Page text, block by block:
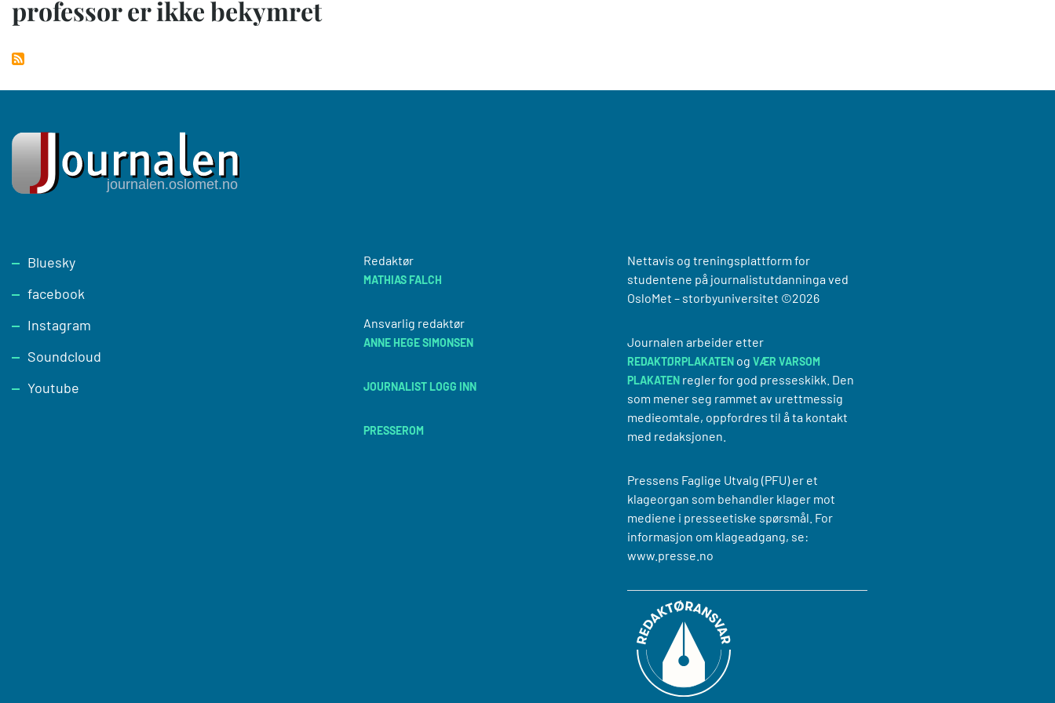
professor er ikke bekymret
Footer
Bluesky
facebook
Instagram
Soundcloud
Youtube
Redaktør
MATHIAS FALCH
Ansvarlig redaktør
ANNE HEGE SIMONSEN
JOURNALIST LOGG INN
PRESSEROM
Nettavis og treningsplattform for
studentene på journalistutdanninga ved
OsloMet – storbyuniversitet ©2026
Journalen arbeider etter
REDAKTØRPLAKATENog VÆR VARSOM
PLAKATENregler for god presseskikk. Den
som mener seg rammet av urettmessig
medieomtale, oppfordres til å ta kontakt
med redaksjonen.
Pressens Faglige Utvalg (PFU) er et
klageorgan som behandler klager mot
mediene i presseetiske spørsmål. For
informasjon om klageadgang, se:
www.presse.no